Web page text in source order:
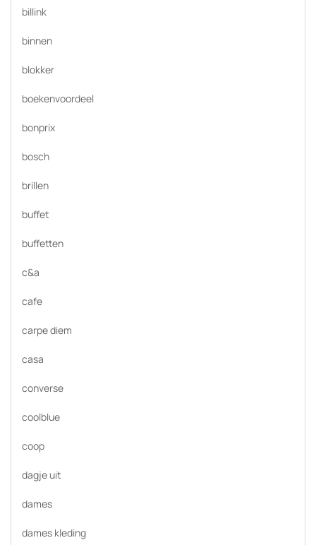
billink
binnen
blokker
boekenvoordeel
bonprix
bosch
brillen
buffet
buffetten
c&a
cafe
carpe diem
casa
converse
coolblue
coop
dagje uit
dames
dames kleding